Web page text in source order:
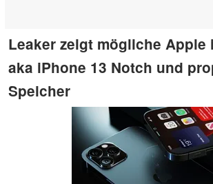
Leaker zeigt mögliche Apple
aka iPhone 13 Notch und
Speicher